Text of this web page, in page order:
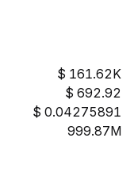
161.62K
692.92
0.04275891
999.87M